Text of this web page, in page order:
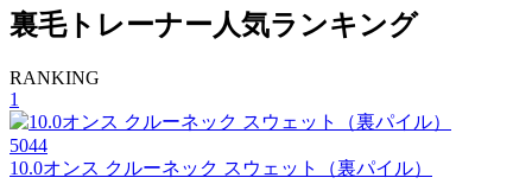
裏毛トレーナー人気ランキング
RANKING
1
5044
10.0オンス クルーネック スウェット（裏パイル）